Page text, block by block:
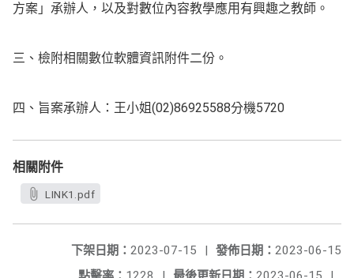
方案」承辦人，以及對數位內容教學應用有興趣之教師。
三、檢附相關數位軟體資訊附件二份。
四、旨案承辦人：王小姐(02)86925588分機5720
相關附件
LINK1.pdf
發佈日期： 2023-06-15
下架日期： 2023-07-15
|